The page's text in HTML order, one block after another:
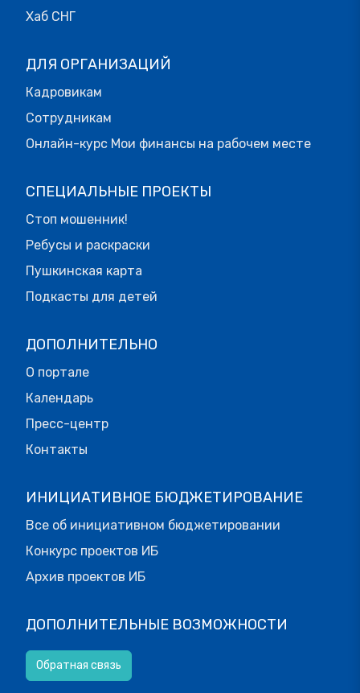
Хаб СНГ
ДЛЯ ОРГАНИЗАЦИЙ
Кадровикам
Сотрудникам
Онлайн-курс Мои финансы на рабочем месте
СПЕЦИАЛЬНЫЕ ПРОЕКТЫ
Стоп мошенник!
Ребусы и раскраски
Пушкинская карта
Подкасты для детей
ДОПОЛНИТЕЛЬНО
О портале
Календарь
Пресс-центр
Контакты
ИНИЦИАТИВНОЕ БЮДЖЕТИРОВАНИЕ
Все об инициативном бюджетировании
Конкурс проектов ИБ
Архив проектов ИБ
ДОПОЛНИТЕЛЬНЫЕ ВОЗМОЖНОСТИ
Обратная связь